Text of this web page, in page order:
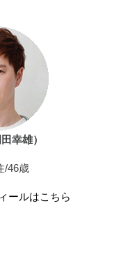
幸雄）
/46歳
ールはこちら